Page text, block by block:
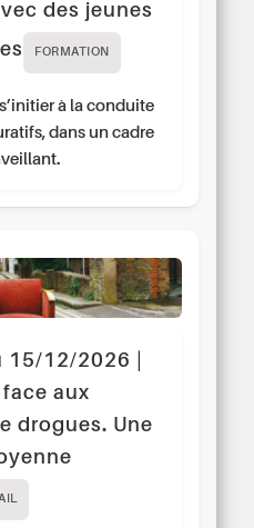
des jeunes
FORMATION
à la conduite
dans un cadre
15/12/2026 |
aux
drogues. Une